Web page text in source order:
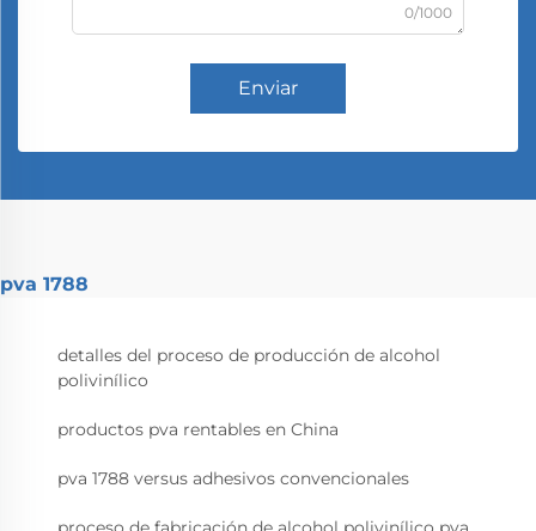
0/1000
Enviar
pva 1788
detalles del proceso de producción de alcohol
polivinílico
productos pva rentables en China
pva 1788 versus adhesivos convencionales